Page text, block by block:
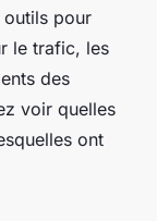
pour
le trafic, les
des
voir quelles
ont